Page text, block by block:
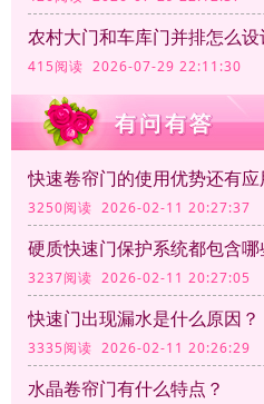
农村大门和车库门并排怎么设
415阅读 2026-07-29 22:11:30
快速卷帘门的使用优势还有
3250阅读 2026-02-11 20:27:37
硬质快速门保护系统都包含哪
3237阅读 2026-02-11 20:27:05
快速门出现漏水是什么原因？
3335阅读 2026-02-11 20:26:29
水晶卷帘门有什么特点？